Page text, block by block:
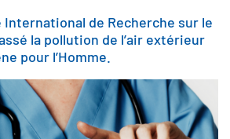
International de Recherche sur le
la pollution de l’air extérieur
pour l’Homme.